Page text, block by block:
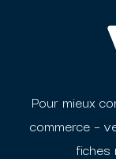
Pour mieux
commerce –
fiches